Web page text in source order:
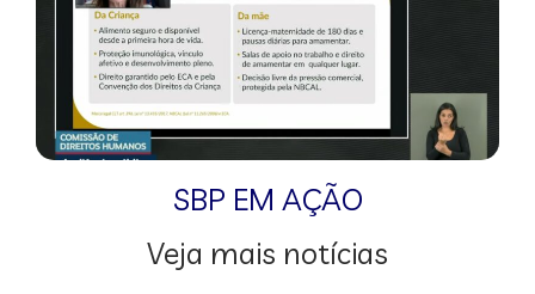
SBP EM AÇÃO
Veja mais notícias